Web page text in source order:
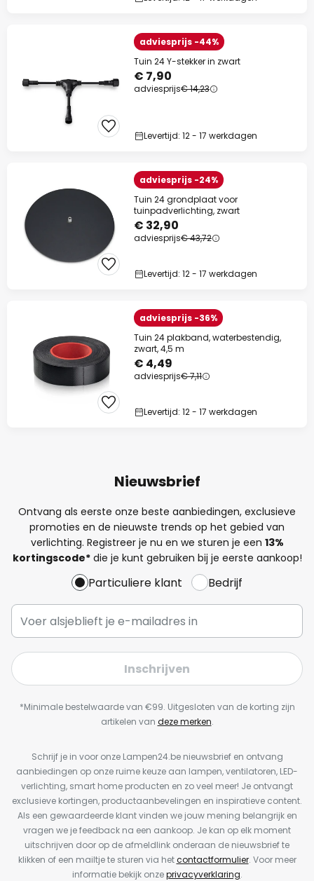
adviesprijs -44%
Tuin 24 Y-stekker in zwart
€ 7,90
adviesprijs€ 14,23
Levertijd: 12 - 17 werkdagen
adviesprijs -24%
Tuin 24 grondplaat voor
tuinpadverlichting, zwart
€ 32,90
adviesprijs€ 43,72
Levertijd: 12 - 17 werkdagen
adviesprijs -36%
Tuin 24 plakband, waterbestendig,
zwart, 4,5 m
€ 4,49
adviesprijs€ 7,11
Levertijd: 12 - 17 werkdagen
Nieuwsbrief
Ontvang als eerste onze beste aanbiedingen, exclusieve
promoties en de nieuwste trends op het gebied van
verlichting. Registreer je nu en we sturen je een 13%
kortingscode*die je kunt gebruiken bij je eerste aankoop!
Particuliere klant Bedrijf
Inschrijven
*Minimale bestelwaarde van €99. Uitgesloten van de korting zijn
artikelen van deze merken.
Schrijf je in voor onze Lampen24.be nieuwsbrief en ontvang
aanbiedingen op onze ruime keuze aan lampen, ventilatoren, LED-
verlichting, smart home producten en zo veel meer! Je ontvangt
exclusieve kortingen, productaanbevelingen en inspiratieve content.
Als een gewaardeerde klant vinden we jouw mening belangrijk en
vragen we je feedback na een aankoop. Je kan op elk moment
uitschrijven door op de afmeldlink onderaan de nieuwsbrief te
klikken of een mailtje te sturen via hetcontactformulier. Voor meer
informatie bekijk onzeprivacyverklaring.